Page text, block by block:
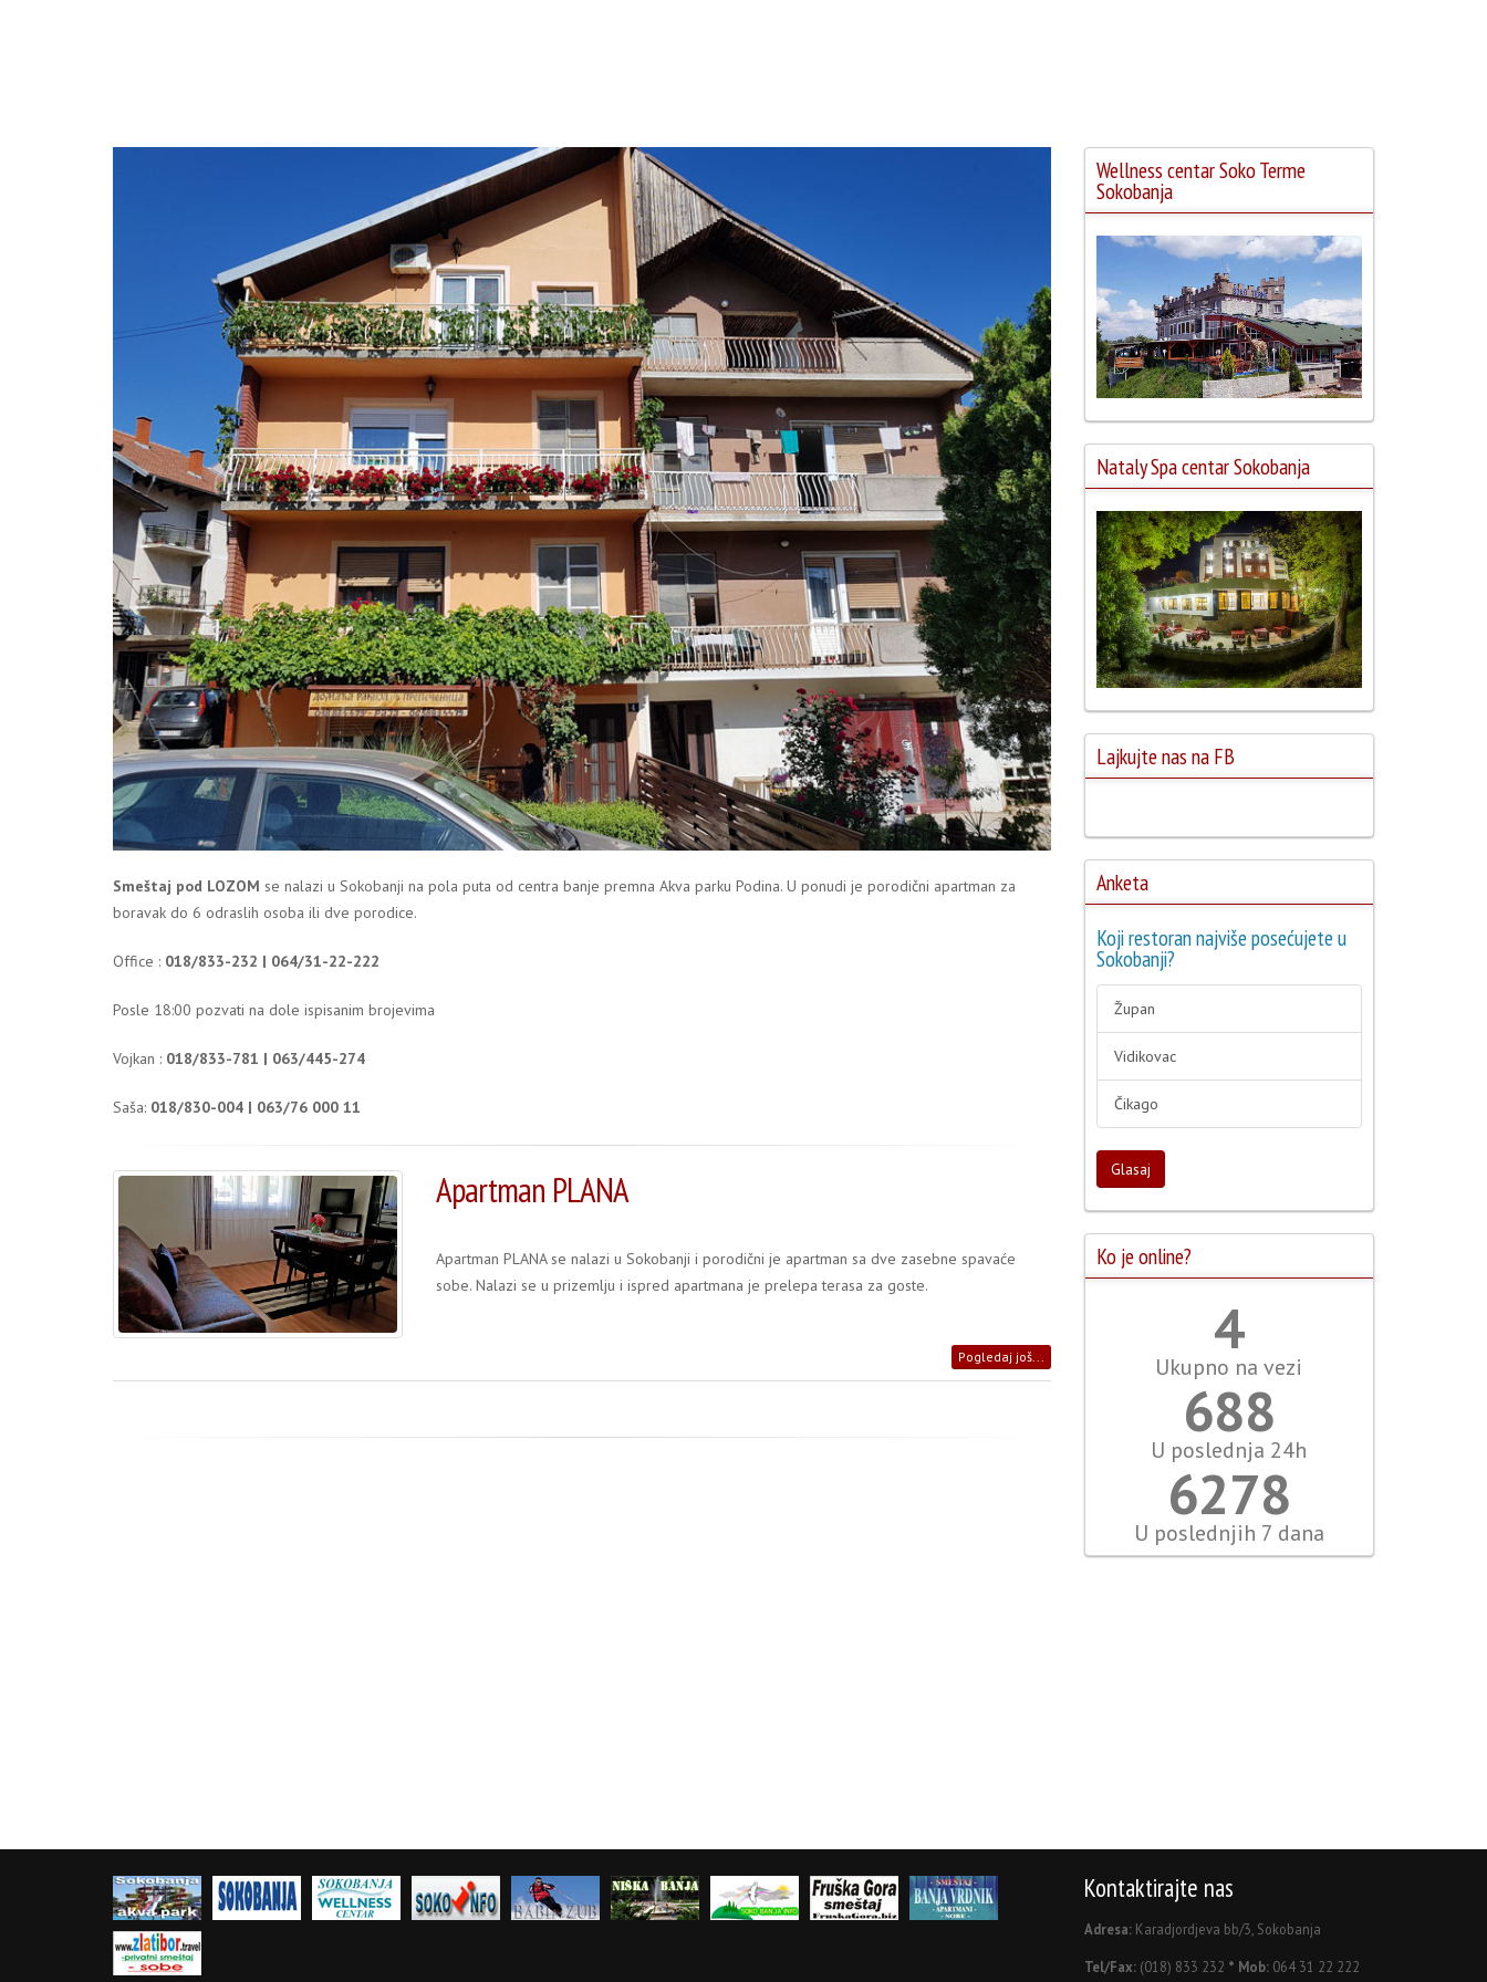
Smeštaj pod LOZOM se nalazi u Sokobanji na pola puta od centra banje premna Akva parku Podina. U ponudi je porodični apartman za
boravak do 6 odraslih osoba ili dve porodice.
Office : 018/833-232 | 064/31-22-222
Posle 18:00 pozvati na dole ispisanim brojevima
Vojkan : 018/833-781 | 063/445-274
Saša: 018/830-004 | 063/76 000 11
Apartman PLANA
Apartman PLANA se nalazi u Sokobanji i porodični je apartman sa dve zasebne spavaće
sobe. Nalazi se u prizemlju i ispred apartmana je prelepa terasa za goste.
Pogledaj još...
Wellness centar Soko Terme
Sokobanja
Nataly Spa centar Sokobanja
Lajkujte nas na FB
Anketa
Koji restoran najviše posećujete u
Sokobanji?
Župan
Vidikovac
Čikago
Glasaj
Ko je online?
5
Ukupno na vezi
764
U poslednja 24h
6976
U poslednjih 7 dana
Kontaktirajte nas
Adresa:Karadjordjeva bb/3, Sokobanja
Tel/Fax:(018) 833 232 * Mob:064 31 22 222